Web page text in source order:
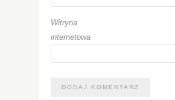
Witryna
internetowa